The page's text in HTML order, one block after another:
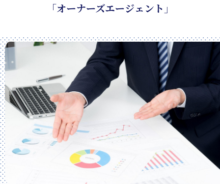
「オーナーズエージェント」